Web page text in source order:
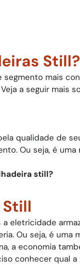
Still?
mais
a seguir mais
qualidade de
Ou seja, é
still?
eletricidade
Ou seja, é
a economia
conhecer qual